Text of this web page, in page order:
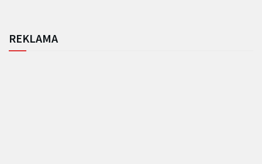
REKLAMA